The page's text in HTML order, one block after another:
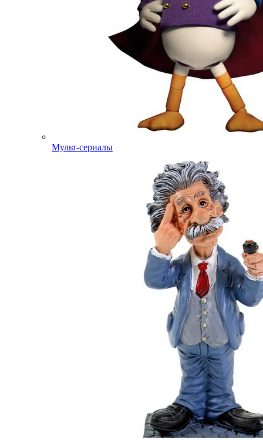
Мульт-сериалы